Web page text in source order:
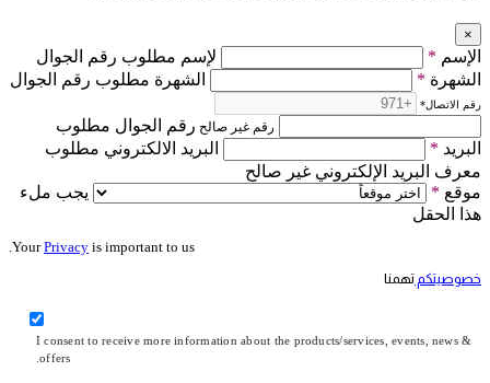
×
الإسم *
لإسم مطلوب رقم الجوال
الشهرة * الشهرة مطلوب رقم الجوال
رقم الاتصال*
رقم غير صالح رقم الجوال مطلوب
البريد *
البريد الالكتروني مطلوب
معرف البريد الإلكتروني غير صالح
موقع *
يجب ملء
هذا الحقل
YourPrivacy is important to us.
خصوصيتكم تهمنا
I consent to receive more information about the products/services, events, news &
offers.